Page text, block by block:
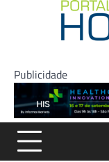
Publicidade